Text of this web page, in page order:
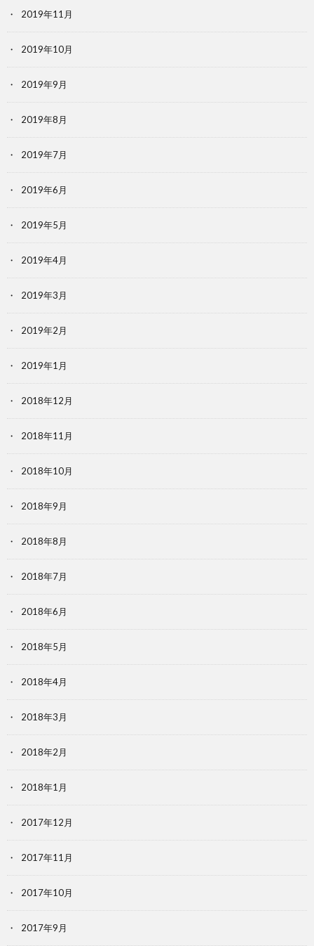
2019年11月
2019年10月
2019年9月
2019年8月
2019年7月
2019年6月
2019年5月
2019年4月
2019年3月
2019年2月
2019年1月
2018年12月
2018年11月
2018年10月
2018年9月
2018年8月
2018年7月
2018年6月
2018年5月
2018年4月
2018年3月
2018年2月
2018年1月
2017年12月
2017年11月
2017年10月
2017年9月